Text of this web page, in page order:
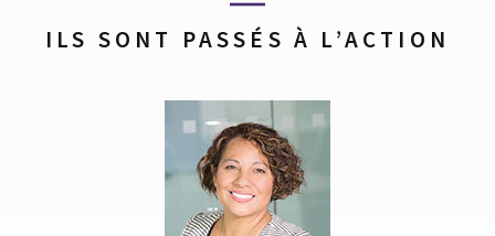
ILS SONT PASSÉS À L’ACTION